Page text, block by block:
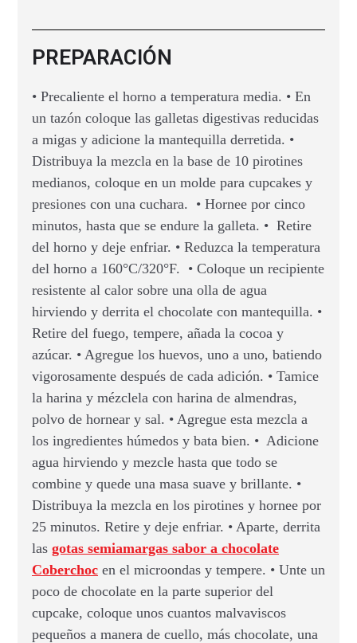
PREPARACIÓN
• Precaliente el horno a temperatura media. • En
un tazón coloque las galletas digestivas reducidas
a migas y adicione la mantequilla derretida. •
Distribuya la mezcla en la base de 10 pirotines
medianos, coloque en un molde para cupcakes y
presiones con una cuchara. • Hornee por cinco
minutos, hasta que se endure la galleta. • Retire
del horno y deje enfriar. • Reduzca la temperatura
del horno a 160°C/320°F. • Coloque un recipiente
resistente al calor sobre una olla de agua
hirviendo y derrita el chocolate con mantequilla. •
Retire del fuego, tempere, añada la cocoa y
azúcar. • Agregue los huevos, uno a uno, batiendo
vigorosamente después de cada adición. • Tamice
la harina y mézclela con harina de almendras,
polvo de hornear y sal. • Agregue esta mezcla a
los ingredientes húmedos y bata bien. • Adicione
agua hirviendo y mezcle hasta que todo se
combine y quede una masa suave y brillante. •
Distribuya la mezcla en los pirotines y hornee por
25 minutos. Retire y deje enfriar. • Aparte, derrita
las gotas semiamargas sabor a chocolate
Coberchoc en el microondas y tempere. • Unte un
poco de chocolate en la parte superior del
cupcake, coloque unos cuantos malvaviscos
pequeños a manera de cuello, más chocolate, una